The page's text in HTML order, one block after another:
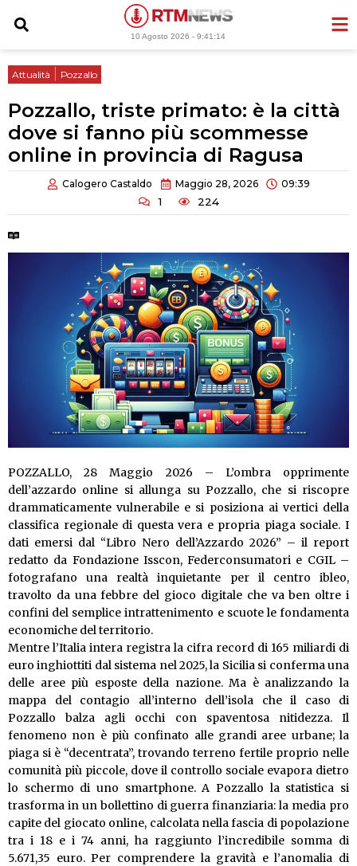
10 Agosto 2026 -9:41:15
Attualità Pozzallo
Pozzallo, triste primato: è la città
dove si fanno più scommesse
online in provincia di Ragusa
Calogero Castaldo Maggio 28, 2026 09:39
1 224
POZZALLO, 28 Maggio 2026 – L’ombra opprimente
dell’azzardo online si allunga su Pozzallo, che si riscopre
drammaticamente vulnerabile e si posiziona ai vertici della
classifica regionale di questa vera e propria piaga sociale. I
dati emersi dal “Libro Nero dell’Azzardo 2026” – il report
redatto da Fondazione Isscon, Federconsumatori e CGIL –
fotografano una realtà inquietante per il centro ibleo,
travolto da una febbre del gioco digitale che va ben oltre i
confini del semplice intrattenimento e scuote le fondamenta
economiche del territorio.
Mentre l’Italia intera registra la cifra record di 165 miliardi di
euro inghiottiti dal sistema nel 2025, la Sicilia si conferma una
delle aree più esposte della nazione. Ma è analizzando la
mappa del contagio all’interno dell’isola che il caso di
Pozzallo balza agli occhi con spaventosa nitidezza. Il
fenomeno non è più confinato alle grandi aree urbane; la
piaga si è “decentrata”, trovando terreno fertile proprio nelle
comunità più piccole, dove il controllo sociale evapora dietro
lo schermo di uno smartphone. A Pozzallo la statistica si
trasforma in un bollettino di guerra finanziaria: la media pro
capite del giocato online, calcolata nella fascia di popolazione
tra i 18 e i 74 anni, ha raggiunto l’incredibile somma di
5.671,35 euro. Per comprendere la gravità e l’anomalia di